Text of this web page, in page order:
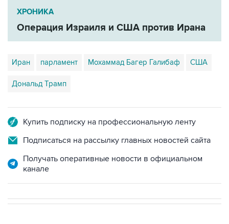
ХРОНИКА
Операция Израиля и США против Ирана
Иран парламент Мохаммад Багер Галибаф США
Дональд Трамп
Купить подписку на профессиональную ленту
Подписаться на рассылку главных новостей сайта
Получать оперативные новости в официальном
канале